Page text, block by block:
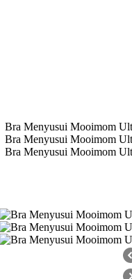
Bra Menyusui Mooimom
Bra Menyusui Mooimom
Bra Menyusui Mooimom